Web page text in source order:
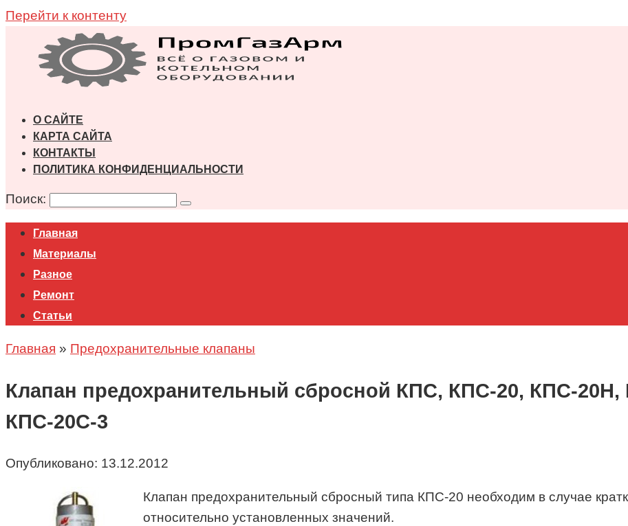
Перейти к контенту
О САЙТЕ
КАРТА САЙТА
КОНТАКТЫ
ПОЛИТИКА КОНФИДЕНЦИАЛЬНОСТИ
Поиск:
Главная
Материалы
Разное
Ремонт
Статьи
Главная » Предохранительные клапаны
Клапан предохранительный сбросной КПС, КПС-20, КПС-
КПС-20С-3
Опубликовано: 13.12.2012
Клапан предохранительный сбросный типа КПС-20 необходим в случае
относительно установленных значений.